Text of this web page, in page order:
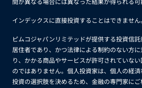
間が異なる場合には異なった結果が得られる可
インデックスに直接投資することはできません
ピムコジャパンリミテッドが提供する投資信
居住者であり、かつ法律による制約のない方
り、かかる商品やサービスが許可されていな
のではありません。個人投資家は、個人の経
投資の選択肢を決めるため、金融の専門家に